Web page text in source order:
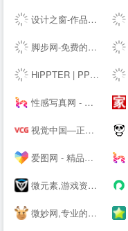
设计之窗-作品设计及备案门户
脚步网-免费的在线简历制作平台-3万套个人简历模板
HiPPTER | PPT资源导航 | PPT模板图表等设计素材免费下载
性感写真网 - 专注优秀的美图资源分享
视觉中国—正版高清图片、视频、音乐、字体下载—商业图片下载网站
爱图网 - 精品设计图片素材aiimg.com
微元素,游戏资源下载,游戏原画,手机游戏资源,游戏开发资源 - Element3ds.com!
微妙网,专业的动画师、特效师、CG模型设计师网站！ - wmiao.com